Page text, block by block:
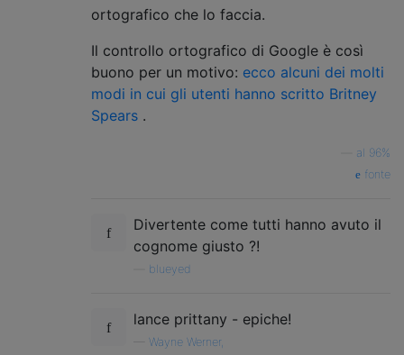
ortografico che lo faccia.
Il controllo ortografico di Google è così
buono per un motivo: ecco alcuni dei molti
modi in cui gli utenti hanno scritto Britney
Spears .
al 96%
fonte
Divertente come tutti hanno avuto il
cognome giusto ?!
blueyed
lance prittany - epiche!
Wayne Werner,